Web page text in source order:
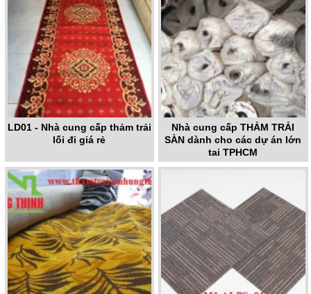
LD01 - Nhà cung cấp thảm trải
lối đi giá rẻ
Nhà cung cấp THẢM TRẢI
SÀN dành cho các dự án lớn
tại TPHCM